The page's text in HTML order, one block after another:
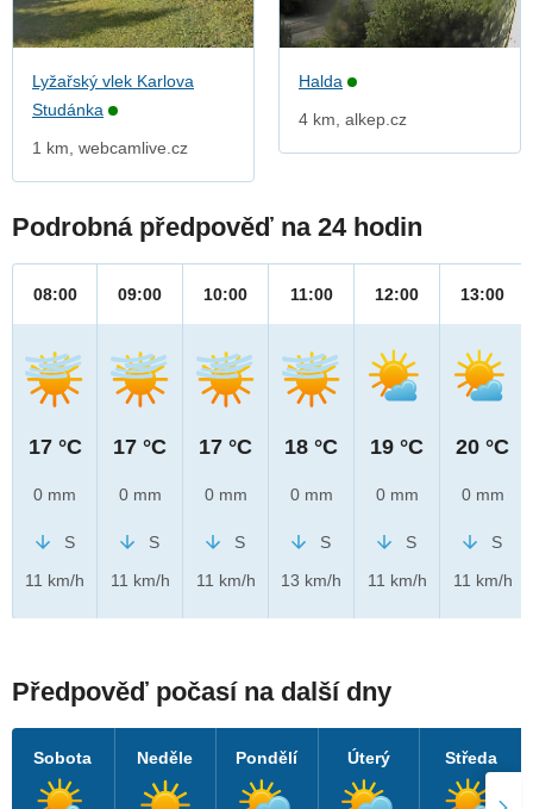
Lyžařský vlek Karlova
Studánka
1 km, webcamlive.cz
Halda
4 km, alkep.cz
Podrobná předpověď na 24 hodin
08:00
17 °C
0 mm
S
11 km/h
09:00
17 °C
0 mm
S
11 km/h
10:00
17 °C
0 mm
S
11 km/h
11:00
18 °C
0 mm
S
13 km/h
12:00
19 °C
0 mm
S
11 km/h
13:00
20 °C
0 mm
S
11 km/h
Předpověď počasí na další dny
Sobota Neděle Pondělí Úterý Středa